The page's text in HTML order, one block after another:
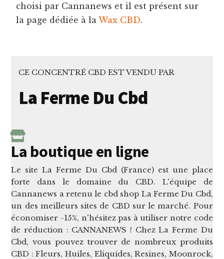
choisi par Cannanews et il est présent sur
la page dédiée à laWax CBD.
CE CONCENTRÉ CBD EST VENDU PAR
La Ferme Du Cbd
La boutique en ligne
Le site La Ferme Du Cbd (France) est une place
forte dans le domaine du CBD. L'équipe de
Cannanews a retenu le cbd shop La Ferme Du Cbd,
un des meilleurs sites de CBD sur le marché. Pour
économiser -15%, n'hésitez pas à utiliser notre code
de réduction : CANNANEWS ! Chez La Ferme Du
Cbd, vous pouvez trouver de nombreux produits
CBD : Fleurs, Huiles, Eliquides, Resines, Moonrock,